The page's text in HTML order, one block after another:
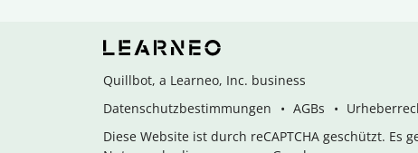
Quillbot, a Learneo, Inc. business
Datenschutzbestimmungen
AGBs
Diese Website ist durch reCAPTCHA geschützt.